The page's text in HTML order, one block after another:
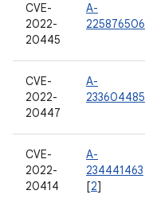
CVE-
2022-
20445
A-
225876506
CVE-
2022-
20447
A-
233604485
CVE-
2022-
20414
A-
234441463
[2]